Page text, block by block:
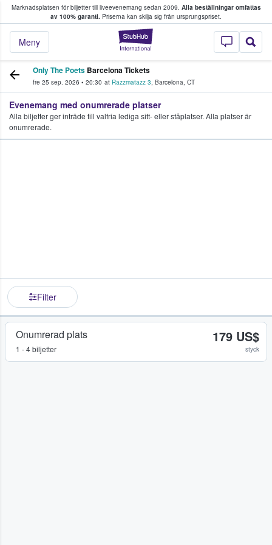
Marknadsplatsen för biljetter till liveevenemang sedan 2009. Alla beställningar omfattas
av 100% garanti. Priserna kan skilja sig från ursprungspriset.
StubHub – där
Meny
köper och säljer biljetter.
Only The Poets Barcelona Tickets
fre 25 sep. 2026 • 20:30 at Razzmatazz 3, Barcelona, CT
Evenemang med onumrerade platser
Alla biljetter ger inträde till valfria lediga sitt- eller ståplatser. Alla platser är
onumrerade.
Filter
Onumrerad plats
1 - 4 biljetter
179 US$
styck